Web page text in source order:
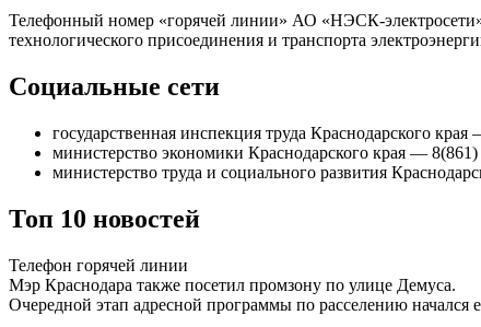
Телефонный номер «горячей линии» АО «НЭСК-
технологического присоединения и транспорта
Социальные сети
государственная инспекция труда Краснодарского
министерство экономики Краснодарского края — 8(861)
министерство труда и социального развития
Топ 10 новостей
Телефон горячей линии
Мэр Краснодара также посетил промзону по улице Демуса.
Очередной этап адресной программы по расселению начался